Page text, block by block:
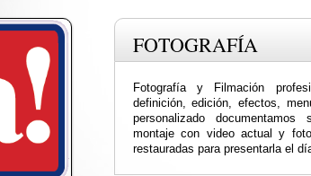
FOTOGRAFÍA
Fotografía y Filmación
definición, edición, efectos,
personalizado
montaje con video actual y
restauradas para presentarla el